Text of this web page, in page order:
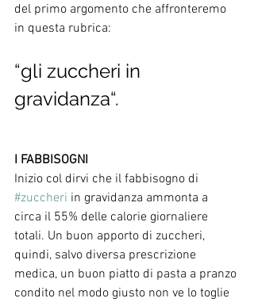
del primo argomento che affronteremo
in questa rubrica:
“gli zuccheri in
gravidanza“.
I FABBISOGNI
Inizio col dirvi che il fabbisogno di
#zuccheri in gravidanza ammonta a
circa il 55% delle calorie giornaliere
totali. Un buon apporto di zuccheri,
quindi, salvo diversa prescrizione
medica, un buon piatto di pasta a pranzo
condito nel modo giusto non ve lo toglie